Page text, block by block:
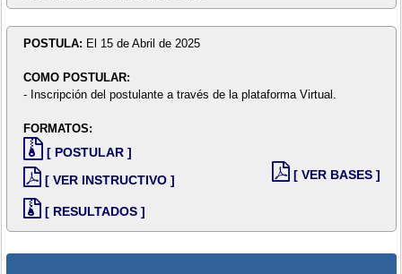
POSTULA: El 15 de Abril de 2025
COMO POSTULAR:
- Inscripción del postulante a través de la plataforma Virtual.
FORMATOS:
[ POSTULAR ]
[ VER INSTRUCTIVO ]
[ RESULTADOS ]
[ VER BASES ]